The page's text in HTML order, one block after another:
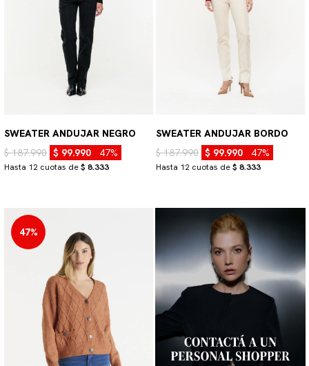
SWEATER ANDUJAR NEGRO
$ 187.990 $ 99.990 47%
Hasta 12 cuotas de$ 8.333
SWEATER ANDUJAR BORDO
$ 187.990 $ 99.990 47%
Hasta 12 cuotas de$ 8.333
47%